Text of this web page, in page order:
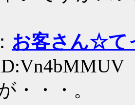
お客さん☆て
・・・。